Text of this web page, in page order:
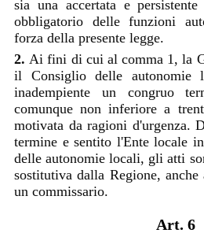
sia una accertata e
obbligatorio delle funzioni
forza della presente legge.
2.Ai fini di cui al comma 1, la
il Consiglio delle autonomie
inadempiente un congruo
comunque non inferiore a
motivata da ragioni d'urgenza.
termine e sentito l'Ente locale
delle autonomie locali, gli atti
sostitutiva dalla Regione,
un commissario.
Art. 6